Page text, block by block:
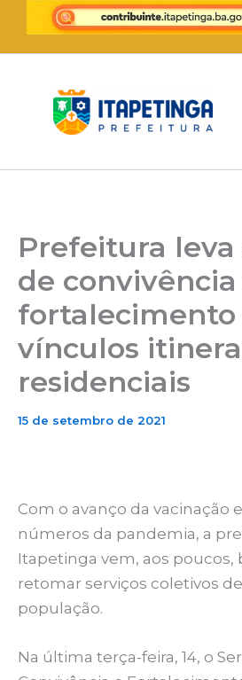
para
conteúdo
Prefeitura leva
de convivência
fortalecimento
vínculos
residenciais
15 de setembro de 2021
Com o avanço da vacinação
números da pandemia, a
Itapetinga vem, aos poucos,
retomar serviços coletivos
população.
Na última terça-feira, 14, o